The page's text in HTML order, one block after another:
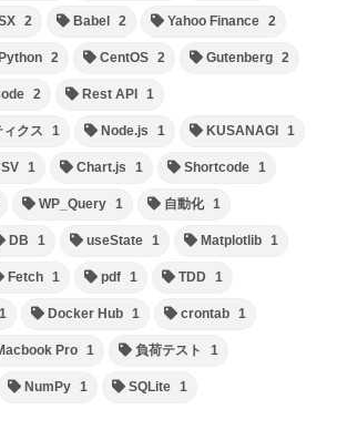
2 Babel 2 Yahoo Finance 2
2 CentOS 2 Gutenberg 2
2 Rest API 1
クス 1 Node.js 1 KUSANAGI 1
1 Chart.js 1 Shortcode 1
WP_Query 1 自動化 1
DB 1 useState 1 Matplotlib 1
Fetch 1 pdf 1 TDD 1
1 Docker Hub 1 crontab 1
Pro 1 負荷テスト 1
NumPy 1 SQLite 1